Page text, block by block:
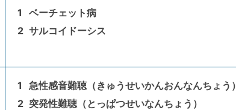
ベーチェット病
サルコイドーシス
急性感音難聴（きゅうせいかんおんなんちょう）
突発性難聴（とっぱつせいなんちょう）